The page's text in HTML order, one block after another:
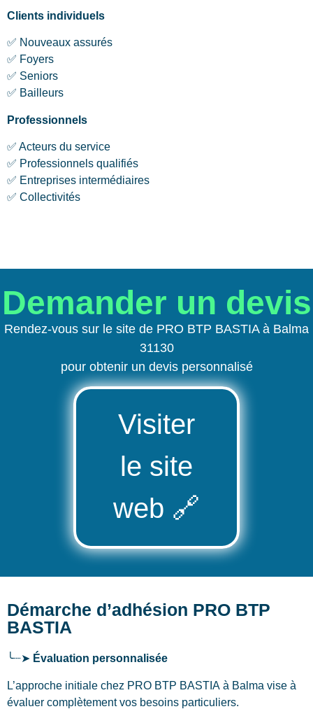
Clients individuels
✅ Nouveaux assurés
✅ Foyers
✅ Seniors
✅ Bailleurs
Professionnels
✅ Acteurs du service
✅ Professionnels qualifiés
✅ Entreprises intermédiaires
✅ Collectivités
Demander un devis
Rendez-vous sur le site de PRO BTP BASTIA à Balma
31130
pour obtenir un devis personnalisé
Visiter
le site
web 🔗
Démarche d’adhésion PRO BTP
BASTIA
╰┈➤ Évaluation personnalisée
L’approche initiale chez PRO BTP BASTIA à Balma vise à
évaluer complètement vos besoins particuliers.